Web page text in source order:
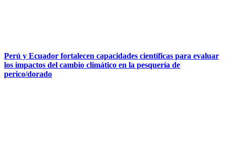
Perú y Ecuador fortalecen capacidades científicas para evaluar
los impactos del cambio climático en la pesquería de
perico/dorado